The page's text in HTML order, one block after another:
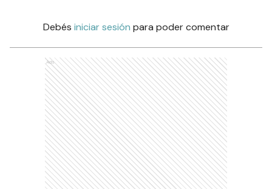
Debés iniciar sesión para poder comentar
Ads